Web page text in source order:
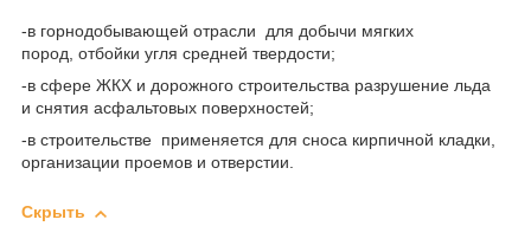
-в горнодобывающей отрасли для добычи мягких
пород, отбойки угля средней твердости;
-в сфере ЖКХ и дорожного строительства разрушение льда
и снятия асфальтовых поверхностей;
-в строительстве применяется для сноса кирпичной кладки,
организации проемов и отверстии.
Скрыть